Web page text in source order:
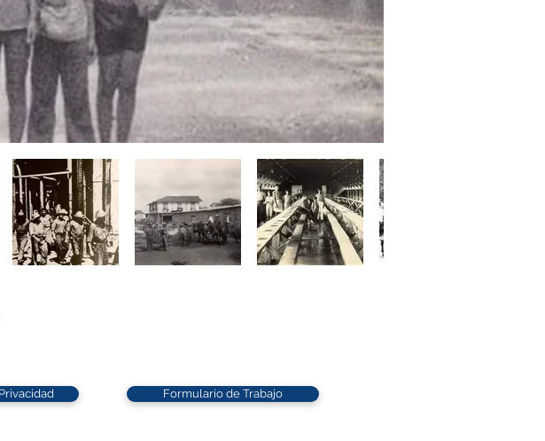
Formulario de Trabajo